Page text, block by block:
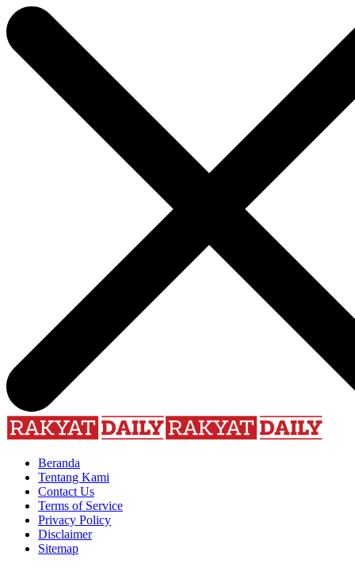
Beranda
Tentang Kami
Contact Us
Terms of Service
Privacy Policy
Disclaimer
Sitemap